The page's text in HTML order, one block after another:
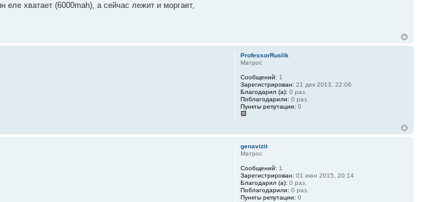
хватает (6000mah), а сейчас лежит и моргает,
ProfessorRuslik
Матрос
Сообщений: 1
Зарегистрирован: 21 дек 2013, 22:06
Благодарил (а): 0 раз.
Поблагодарили: 0 раз.
Пункты репутации: 0
genavizit
Матрос
Сообщений: 1
Зарегистрирован: 01 июн 2015, 20:14
Благодарил (а): 0 раз.
Поблагодарили: 0 раз.
Пункты репутации: 0